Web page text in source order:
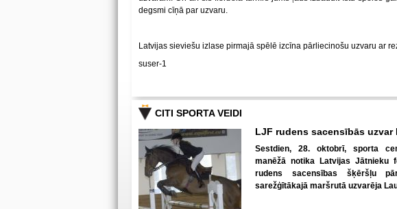
degsmi cīņā par uzvaru.
Latvijas sieviešu izlase pirmajā spēlē izcīna pārliecinošu uzvaru ar
suser-1
CITI SPORTA VEIDI
LJF rudens sacensībās uzvar
Sestdien, 28. oktobrī, sporta
manēžā notika Latvijas Jātnieku
rudens sacensības šķēršļu
sarežģītākajā maršrutā uzvarēja